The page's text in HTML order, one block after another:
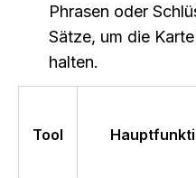
Phrasen oder
Sätze, um die
halten.
Tool